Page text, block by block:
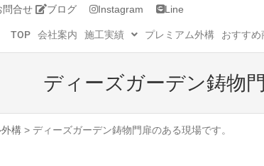
問合せ ブログ Instagram Line
TOP
会社案内 施工実績 プレミアム外構 おすすめ
ディーズガーデン鋳物
外構 > ディーズガーデン鋳物門扉のある現場です。